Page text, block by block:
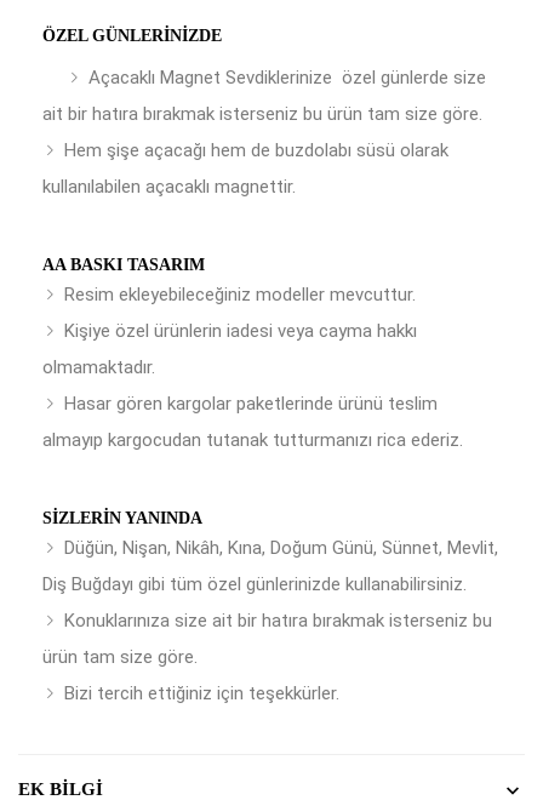
ÖZEL GÜNLERINIZDE
Açacaklı Magnet Sevdiklerinize özel günlerde size
ait bir hatıra bırakmak isterseniz bu ürün tam size göre.
Hem şişe açacağı hem de buzdolabı süsü olarak
kullanılabilen açacaklı magnettir.
AA BASKI TASARIM
Resim ekleyebileceğiniz modeller mevcuttur.
Kişiye özel ürünlerin iadesi veya cayma hakkı
olmamaktadır.
Hasar gören kargolar paketlerinde ürünü teslim
almayıp kargocudan tutanak tutturmanızı rica ederiz.
SIZLERIN YANINDA
Düğün, Nişan, Nikâh, Kına, Doğum Günü, Sünnet, Mevlit,
Diş Buğdayı gibi tüm özel günlerinizde kullanabilirsiniz.
Konuklarınıza size ait bir hatıra bırakmak isterseniz bu
ürün tam size göre.
Bizi tercih ettiğiniz için teşekkürler.
EK BILGI